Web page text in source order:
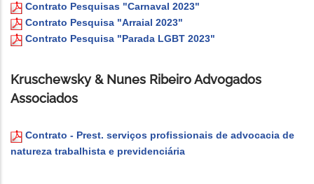
Contrato Pesquisas "Carnaval 2023"
Contrato Pesquisa "Arraial 2023"
Contrato Pesquisa "Parada LGBT 2023"
Kruschewsky & Nunes Ribeiro Advogados
Associados
Contrato - Prest. serviços profissionais de advocacia de
natureza trabalhista e previdenciária